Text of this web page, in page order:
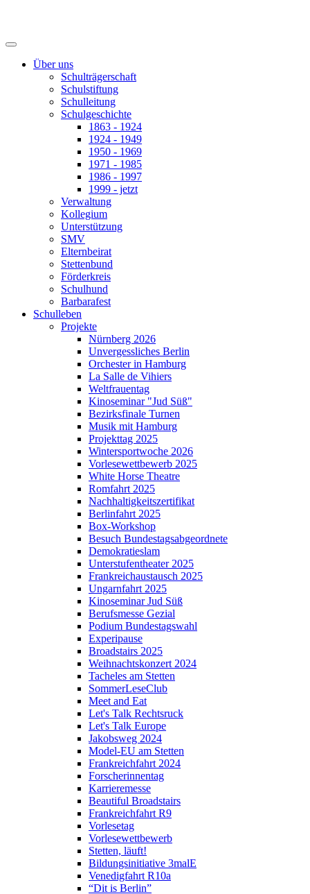
Über uns
Schulträgerschaft
Schulstiftung
Schulleitung
Schulgeschichte
1863 - 1924
1924 - 1949
1950 - 1969
1971 - 1985
1986 - 1997
1999 - jetzt
Verwaltung
Kollegium
Unterstützung
SMV
Elternbeirat
Stettenbund
Förderkreis
Schulhund
Barbarafest
Schulleben
Projekte
Nürnberg 2026
Unvergessliches Berlin
Orchester in Hamburg
La Salle de Vihiers
Weltfrauentag
Kinoseminar "Jud Süß"
Bezirksfinale Turnen
Musik mit Hamburg
Projekttag 2025
Wintersportwoche 2026
Vorlesewettbewerb 2025
White Horse Theatre
Romfahrt 2025
Nachhaltigkeitszertifikat
Berlinfahrt 2025
Box-Workshop
Besuch Bundestagsabgeordnete
Demokratieslam
Unterstufentheater 2025
Frankreichaustausch 2025
Ungarnfahrt 2025
Kinoseminar Jud Süß
Berufsmesse Gezial
Podium Bundestagswahl
Experipause
Broadstairs 2025
Weihnachtskonzert 2024
Tacheles am Stetten
SommerLeseClub
Meet and Eat
Let's Talk Rechtsruck
Let's Talk Europe
Jakobsweg 2024
Model-EU am Stetten
Frankreichfahrt 2024
Forscherinnentag
Karrieremesse
Beautiful Broadstairs
Frankreichfahrt R9
Vorlesetag
Vorlesewettbewerb
Stetten, läuft!
Bildungsinitiative 3malE
Venedigfahrt R10a
“Dit is Berlin”